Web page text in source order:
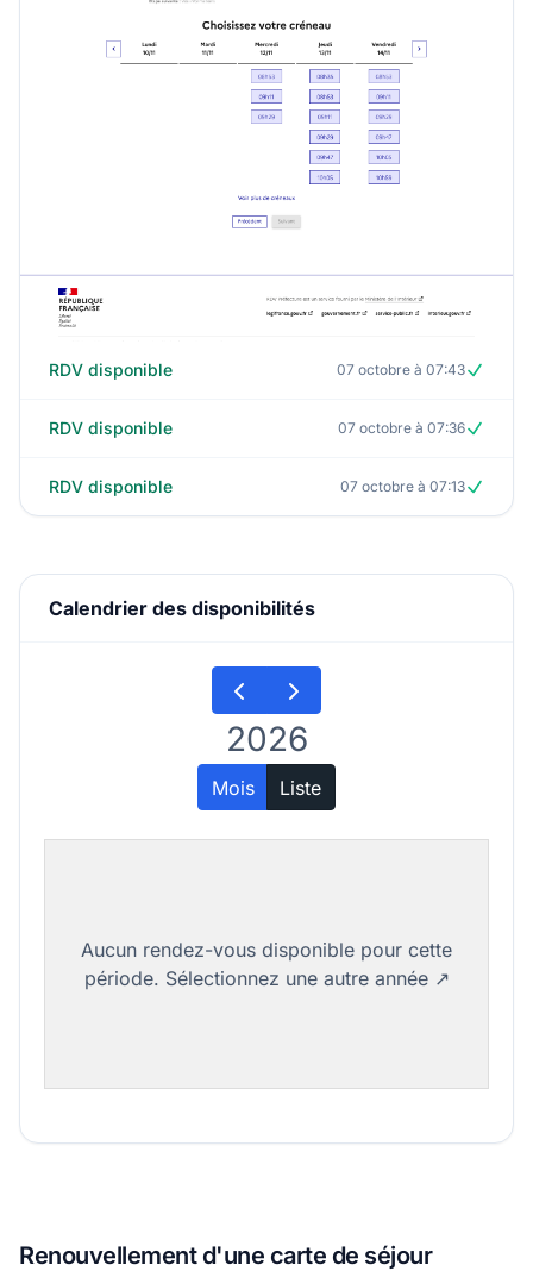
RDV disponible 07 octobre à 07:43
RDV disponible 07 octobre à 07:36
RDV disponible 07 octobre à 07:13
Calendrier des disponibilités
2026
Mois Liste
Renouvellement d'une carte de séjour